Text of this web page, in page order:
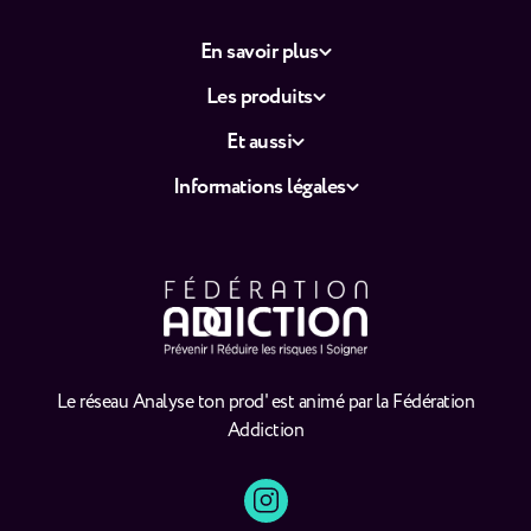
Le réseau Analyse ton prod' est animé par la Fédération
Addiction
En savoir plus
Les produits
Et aussi
Informations légales